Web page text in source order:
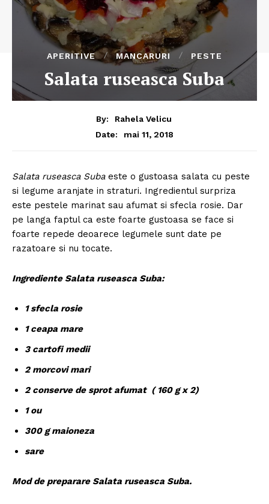
APERITIVE MANCARURI PESTE
Salata ruseasca Suba
By:
Rahela Velicu
Date:
mai 11, 2018
Salata ruseasca Subaeste o gustoasa salata cu peste
si legume aranjate in straturi. Ingredientul surpriza
este pestele marinat sau afumat si sfecla rosie. Dar
pe langa faptul ca este foarte gustoasa se face si
foarte repede deoarece legumele sunt date pe
razatoare si nu tocate.
Ingrediente Salata ruseasca Suba:
1 sfecla rosie
1 ceapa mare
3 cartofi medii
2 morcovi mari
2 conserve de sprot afumat ( 160 g x 2)
1 ou
300 g maioneza
sare
Mod de preparare Salata ruseasca Suba.